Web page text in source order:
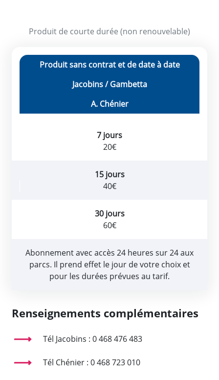
Produit de courte durée (non renouvelable)
Produit sans contrat et de date à date
Jacobins / Gambetta
A. Chénier
7 jours
20€
15 jours
40€
30 jours
60€
Abonnement avec accès 24 heures sur 24 aux
parcs. Il prend effet le jour de votre choix et
pour les durées prévues au tarif.
Renseignements complémentaires
Tél Jacobins : 0 468 476 483
Tél Chénier : 0 468 723 010